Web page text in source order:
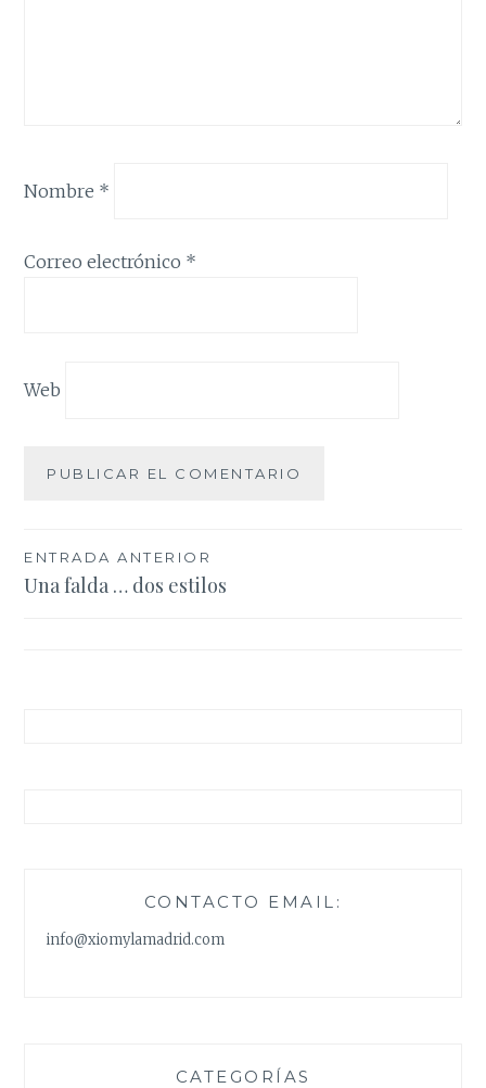
Nombre *
Correo electrónico *
Web
Navegación
de
ENTRADA ANTERIOR
Una falda … dos estilos
CONTACTO EMAIL:
info@xiomylamadrid.com
CATEGORÍAS